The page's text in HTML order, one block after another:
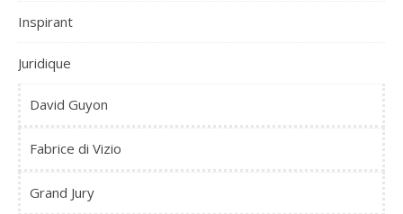
Inspirant
Juridique
David Guyon
Fabrice di Vizio
Grand Jury